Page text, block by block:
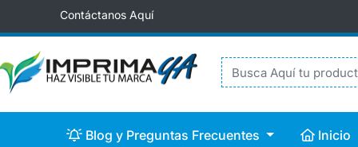
Contáctanos Aquí
Blog y Preguntas Frecuentes
Blog y Preguntas Frecuentes Inicio
Inicio